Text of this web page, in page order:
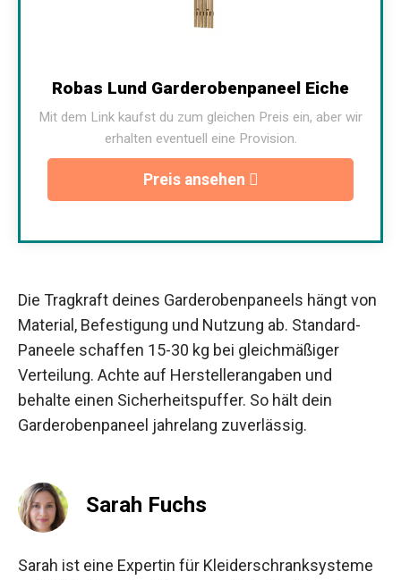
Robas Lund Garderobenpaneel Eiche
Mit dem Link kaufst du zum gleichen Preis ein, aber wir
erhalten eventuell eine Provision.
Preis ansehen
Die Tragkraft deines Garderobenpaneels hängt von
Material, Befestigung und Nutzung ab. Standard-
Paneele schaffen 15-30 kg bei gleichmäßiger
Verteilung. Achte auf Herstellerangaben und
behalte einen Sicherheitspuffer. So hält dein
Garderobenpaneel jahrelang zuverlässig.
Sarah Fuchs
Sarah ist eine Expertin für Kleiderschranksysteme